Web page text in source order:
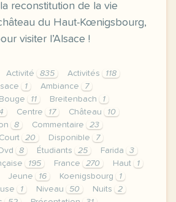
la reconstitution de la vie
du Haut-Kœnigsbourg,
visiter l’Alsace !
Activité 835 Activités
118
1 Ambiance
7
Bouge 11 Breitenbach
1
Centre 17 Château
10
8 Commentaire
23
Court 20 Disponible
7
Dvd 8 Étudiants 25 Farida
3
195 France 270 Haut
1
Jeune 16 Koenigsbourg
1
1 Niveau 50 Nuits
2